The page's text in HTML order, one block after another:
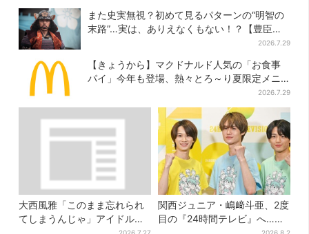
また史実無視？初めて見るパターンの“明智の
末路”…実は、ありえなくもない！？【豊臣兄
2026.7.29
【きょうから】マクドナルド人気の「お食事
パイ」今年も登場、熱々とろ～り夏限定メニ
2026.7.29
大西風雅「このまま忘れられ
てしまうんじゃ」アイドルの
関西ジュニア・嶋﨑斗亜、2度
目の『24時間テレビ』へ…ほ